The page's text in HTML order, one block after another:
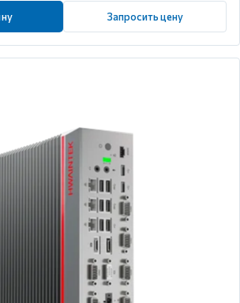
Запросить цену